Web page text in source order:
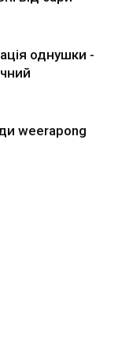
однушки -
weerapong